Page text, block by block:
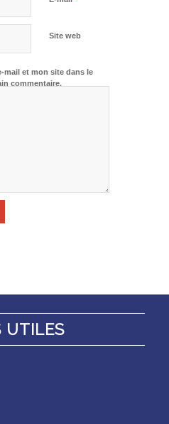
Site web
mail et mon site dans le
commentaire.
UTILES